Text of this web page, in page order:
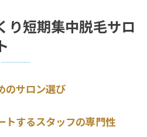
り短期集中脱毛サロ
のサロン選び
トするスタッフの専門性